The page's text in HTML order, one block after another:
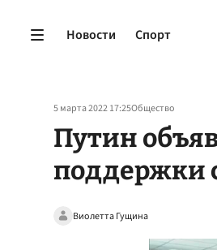
Новости Спорт
5 марта 2022 17:25Общество
Путин
поддержки
Виолетта Гущина